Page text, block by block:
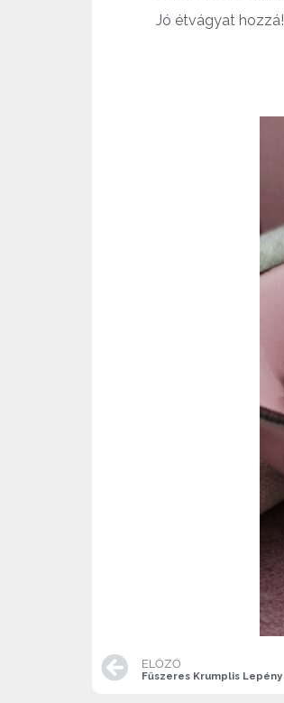
Jó étvágyat hozzá!
ELŐZŐ
Fűszeres Krumplis Lepény